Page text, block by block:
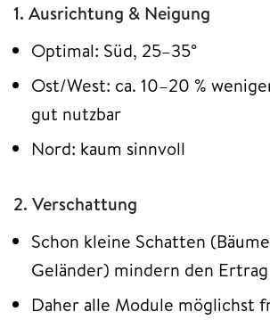
1. Ausrichtung & Neigung
Optimal: Süd, 25–35°
Ost/West: ca. 10–20 %
gut nutzbar
Nord: kaum sinnvoll
2. Verschattung
Schon kleine Schatten
Geländer) mindern den
Daher alle Module möglichst